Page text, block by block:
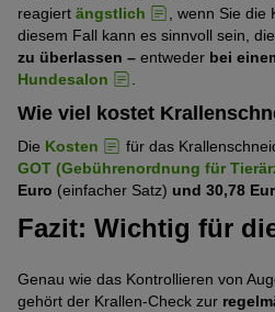
reagiert ängstlich
, wenn Sie die
diesem Fall kann es sinnvoll sein,
zu überlassen – entweder bei
Hundesalon
.
Wie viel kostet
Die Kosten
für das
GOT (Gebührenordnung für
Euro (einfacher Satz) und 30,78
Fazit: Wichtig für
Genau wie das Kontrollieren von
gehört der Krallen-Check zur